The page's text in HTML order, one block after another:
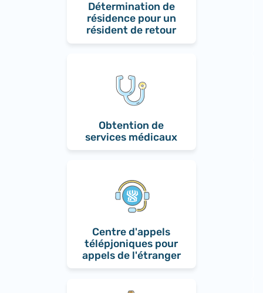
Détermination de
résidence pour un
résident de retour
Obtention de
services médicaux
Centre d'appels
télépjoniques pour
appels de l'étranger